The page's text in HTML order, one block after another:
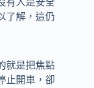
了解，這仍
就是把焦點
止開車，卻